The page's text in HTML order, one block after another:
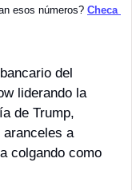
esos números? Checa
del
liderando la
de Trump,
a
colgando como